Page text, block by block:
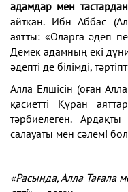
адамдар мен
айтқан. Ибн Аббас
аятты: «Оларға әдеп
Демек адамның екі
әдепті де білімді,
Алла Елшісін (оған
қасиетті Құран
тәрбиелеген.
салауаты мен сәлемі
«Расында, Алла Тағала